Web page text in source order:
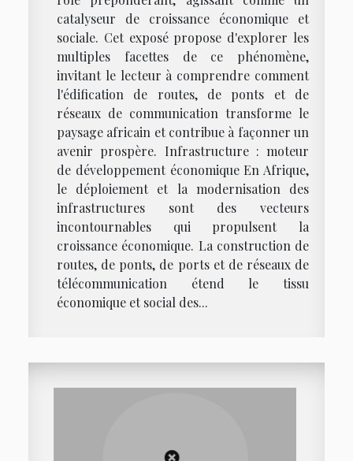
catalyseur de croissance économique et
sociale. Cet exposé propose d'explorer les
multiples facettes de ce phénomène,
invitant le lecteur à comprendre comment
l'édification de routes, de ponts et de
réseaux de communication transforme le
paysage africain et contribue à façonner un
avenir prospère. Infrastructure : moteur
de développement économique En Afrique,
le déploiement et la modernisation des
infrastructures sont des vecteurs
incontournables qui propulsent la
croissance économique. La construction de
routes, de ponts, de ports et de réseaux de
télécommunication étend le tissu
économique et social des...